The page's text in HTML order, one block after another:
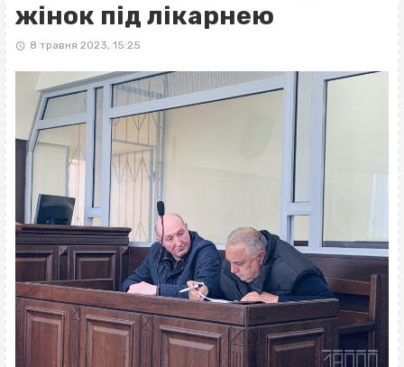
жінок під лікарнею
8 травня 2023, 15:25